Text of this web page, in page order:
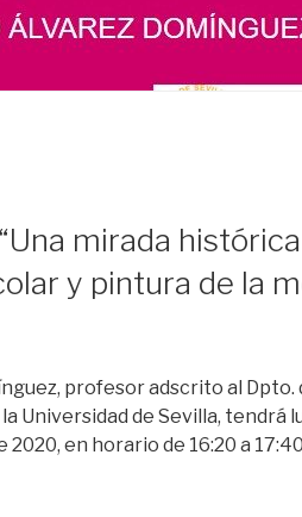
mirada
y pintura de la
profesor adscrito al Dpto.
Universidad de Sevilla, tendrá
en horario de 16:20 a